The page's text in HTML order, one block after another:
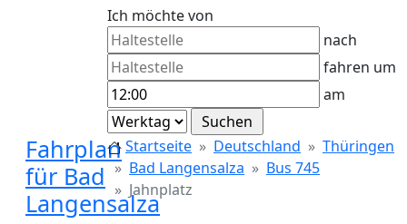
Ich möchte von
nach
fahren um
am
Fahrplan
für Bad
Langensalza
Startseite Deutschland
Thüringen
Bad Langensalza
Bus 745
Jahnplatz